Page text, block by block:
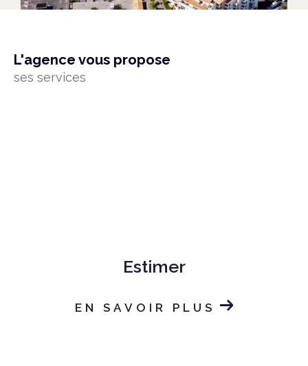
l'agence vous propose
ses services
Estimer
EN SAVOIR PLUS